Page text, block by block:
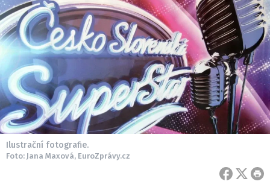
Ilustrační fotografie.
Foto: Jana Maxová, EuroZprávy.cz